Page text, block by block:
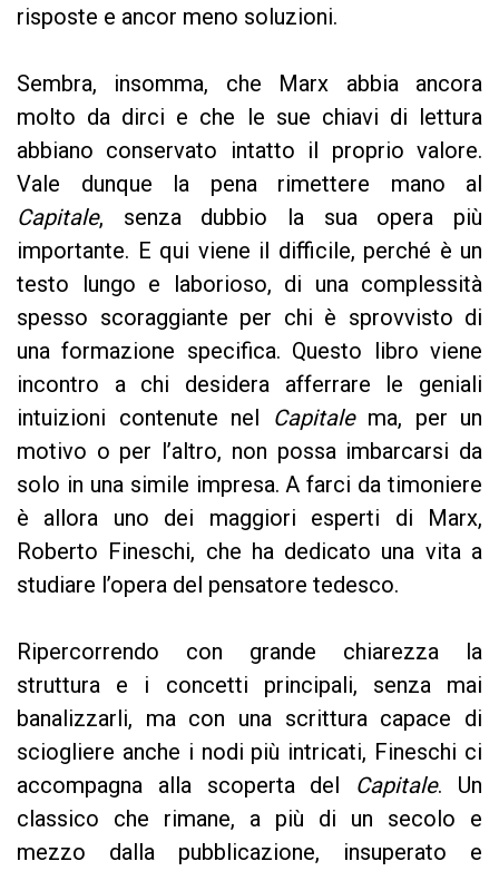
risposte e ancor meno soluzioni.
Sembra, insomma, che Marx abbia ancora
molto da dirci e che le sue chiavi di lettura
abbiano conservato intatto il proprio valore.
Vale dunque la pena rimettere mano al
Capitale, senza dubbio la sua opera più
importante. E qui viene il difficile, perché è un
testo lungo e laborioso, di una complessità
spesso scoraggiante per chi è sprovvisto di
una formazione specifica. Questo libro viene
incontro a chi desidera afferrare le geniali
intuizioni contenute nel
Capitalema, per un
motivo o per l’altro, non possa imbarcarsi da
solo in una simile impresa. A farci da timoniere
è allora uno dei maggiori esperti di Marx,
Roberto Fineschi, che ha dedicato una vita a
studiare l’opera del pensatore tedesco.
Ripercorrendo con grande chiarezza la
struttura e i concetti principali, senza mai
banalizzarli, ma con una scrittura capace di
sciogliere anche i nodi più intricati, Fineschi ci
accompagna alla scoperta del Capitale. Un
classico che rimane, a più di un secolo e
mezzo dalla pubblicazione, insuperato e